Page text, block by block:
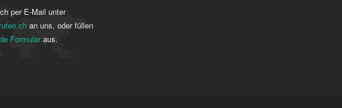
per E-Mail unter
an uns, oder füllen
Formularaus.